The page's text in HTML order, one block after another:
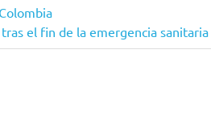
el fin de la emergencia sanitaria